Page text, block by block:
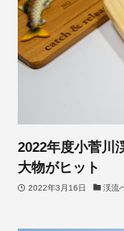
2022年度小菅川
大物がヒット
2022年3月16日 渓流